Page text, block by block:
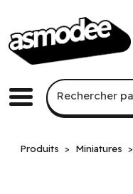
Menu
Recherche
Rechercher
Produits Miniatures